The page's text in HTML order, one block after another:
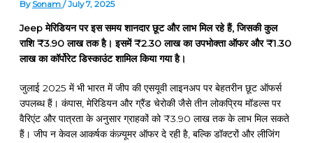
By Sonam /July 7, 2025
Jeep मेरिडियन पर इस समय शानदार छूट और लाभ मिल रहे हैं, जिसकी कुल
राशि ₹3.90 लाख तक है। इसमें ₹2.30 लाख का उपभोक्ता ऑफर और ₹1.30
लाख का कॉर्पोरेट डिस्काउंट शामिल किया गया है।
जुलाई 2025 में भी भारत में जीप की एसयूवी लाइनअप पर बेहतरीन छूट ऑफर्स
उपलब्ध हैं। कंपास, मेरिडियन और ग्रैंड चेरोकी जैसे तीन लोकप्रिय मॉडल्स पर
वैरिएंट और पात्रता के अनुसार ग्राहकों को ₹3.90 लाख तक के लाभ मिल सकते
हैं। जीप न केवल आकर्षक कंज़्यूमर ऑफर दे रही है, बल्कि डॉक्टरों और लीजिंग